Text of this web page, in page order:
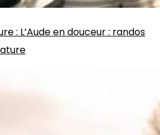
: L’Aude en douceur : randos